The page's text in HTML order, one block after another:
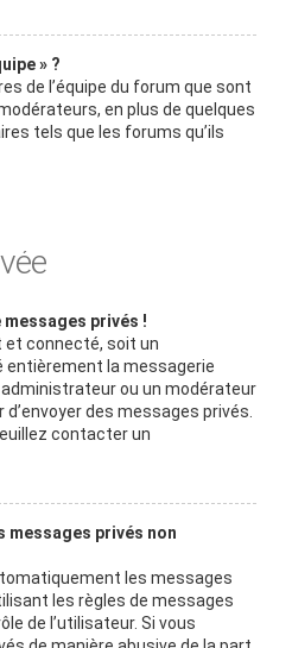
» ?
de l’équipe du forum que sont
en plus de quelques
tels que les forums qu’ils
messages privés !
et connecté, soit un
la messagerie
ou un modérateur
des messages privés.
contacter un
messages privés non
les messages
les règles de messages
de l’utilisateur. Si vous